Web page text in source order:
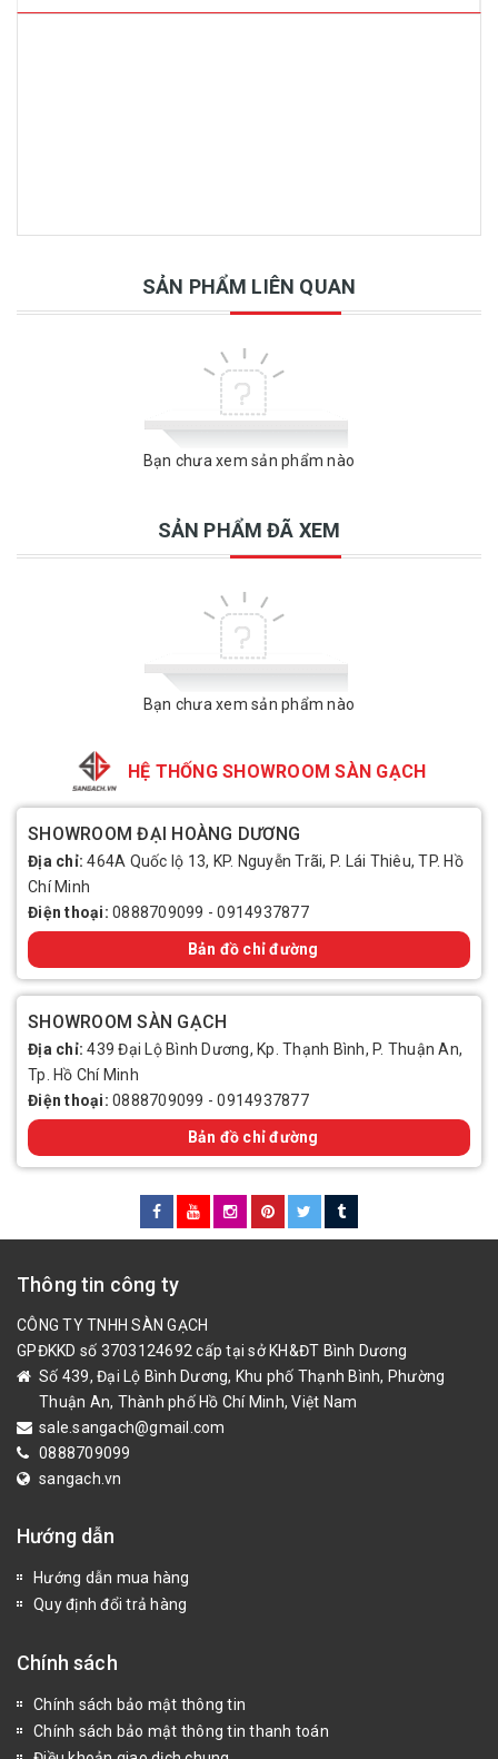
SẢN PHẨM LIÊN QUAN
Bạn chưa xem sản phẩm nào
SẢN PHẨM ĐÃ XEM
Bạn chưa xem sản phẩm nào
HỆ THỐNG SHOWROOM SÀN GẠCH
SHOWROOM ĐẠI HOÀNG DƯƠNG
Địa chỉ:464A Quốc lộ 13, KP. Nguyễn Trãi, P. Lái Thiêu, TP. Hồ
Chí Minh
Điện thoại: 0888709099 -0914937877
Bản đồ chỉ đường
SHOWROOM SÀN GẠCH
Địa chỉ:439 Đại Lộ Bình Dương, Kp. Thạnh Bình, P. Thuận An,
Tp. Hồ Chí Minh
Điện thoại: 0888709099 -0914937877
Bản đồ chỉ đường
Thông tin công ty
CÔNG TY TNHH SÀN GẠCH
GPĐKKD số 3703124692 cấp tại sở KH&ĐT Bình Dương
Số 439, Đại Lộ Bình Dương, Khu phố Thạnh Bình, Phường
Thuận An, Thành phố Hồ Chí Minh, Việt Nam
sale.sangach@gmail.com
0888709099
sangach.vn
Hướng dẫn
Hướng dẫn mua hàng
Quy định đổi trả hàng
Chính sách
Chính sách bảo mật thông tin
Chính sách bảo mật thông tin thanh toán